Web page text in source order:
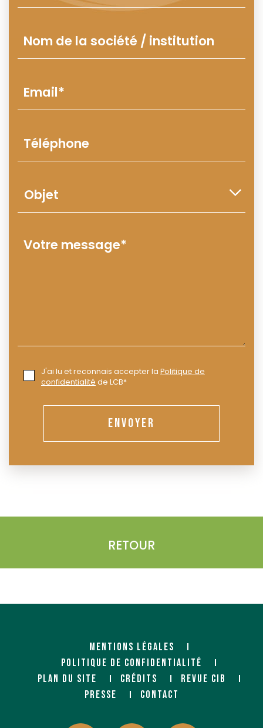
J'ai lu et reconnais accepter la Politique de
confidentialité de LCB*
ENVOYER
RETOUR
MENTIONS LÉGALES
POLITIQUE DE CONFIDENTIALITÉ
PLAN DU SITE
CRÉDITS
REVUE CIB
PRESSE
CONTACT